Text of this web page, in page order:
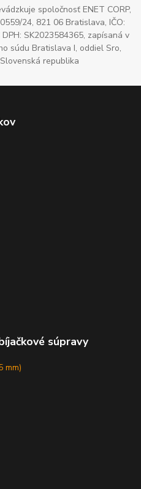
spoločnosť ENET CORP,
24, 821 06 Bratislava, IČO:
SK2023584365, zapísaná v
súdu Bratislava I, oddiel Sro,
republika
súpravy
mm)